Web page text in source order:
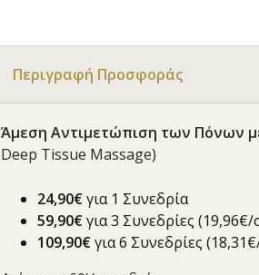
Περιγραφή Προσφοράς
Άμεση Αντιμετώπιση των Πόνων
Deep Tissue Massage)
24,90€για 1 Συνεδρία
59,90€για 3 Συνεδρίες (19,96€/
109,90€για 6 Συνεδρίες